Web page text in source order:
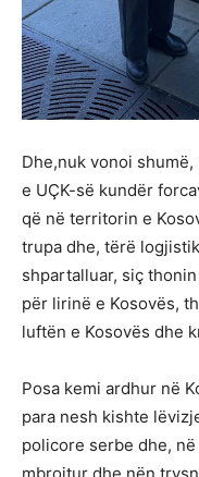
Dhe,nuk vonoi
e UÇK-së kundër
që në territorin e
trupa dhe, tërë
shpartalluar, siç
për lirinë e Kosovës,
luftën e Kosovës dhe
Posa kemi ardhur në
para nesh kishte
policore serbe dhe,